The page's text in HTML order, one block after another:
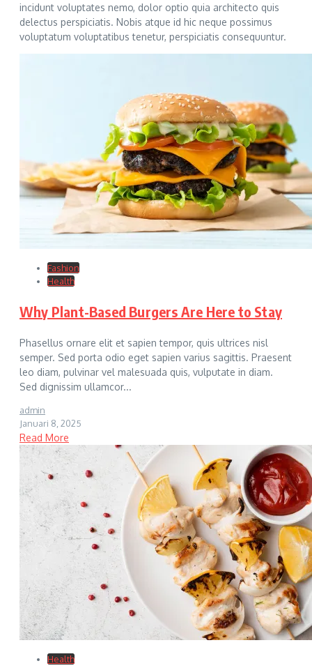
incidunt voluptates nemo, dolor optio quia architecto quis
delectus perspiciatis. Nobis atque id hic neque possimus
voluptatum voluptatibus tenetur, perspiciatis consequuntur.
Fashion
Health
Why Plant-Based Burgers Are Here to Stay
Phasellus ornare elit et sapien tempor, quis ultrices nisl
semper. Sed porta odio eget sapien varius sagittis. Praesent
leo diam, pulvinar vel malesuada quis, vulputate in diam.
Sed dignissim ullamcor...
admin
Januari 8, 2025
Read More
Health